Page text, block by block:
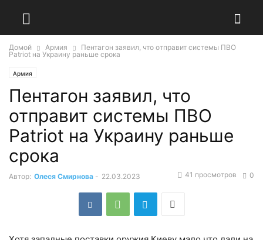
Домой Армия
Пентагон заявил, что отправит системы ПВО
Patriot на Украину раньше срока
Армия
Пентагон заявил, что
отправит системы ПВО
Patriot на Украину раньше
срока
Автор: Олеся Смирнова - 22.03.2023 0
41 просмотров